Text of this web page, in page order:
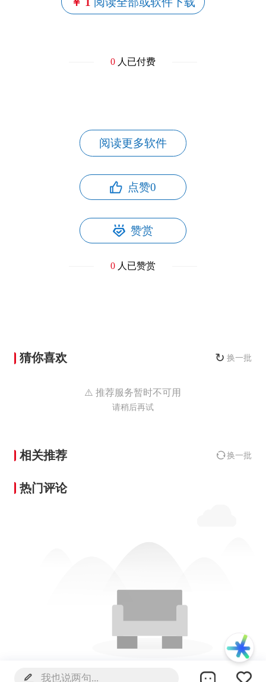
0人已付费
阅读更多软件
点赞0
赞赏
0人已赞赏
猜你喜欢 ↻ 换一批
⚠️ 推荐服务暂时不可用
请稍后再试
相关推荐 换一批
热门评论